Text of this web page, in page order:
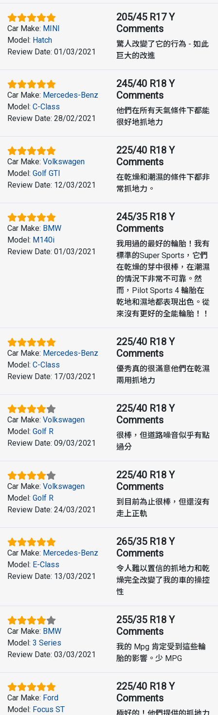
Car Make: MINI
Model: Hatch
Review Date: 01/03/2021
205/45 R17 Y
Comments
驚人改變了它的行為 - 如此
巨大的改進
Car Make: Mercedes-Benz
Model: C-Class
Review Date: 28/02/2021
245/40 R18 Y
Comments
他們在所有天氣條件下都能
很好地抓地力
Car Make: Volkswagen
Model: Golf GTI
Review Date: 12/03/2021
225/40 R18 Y
Comments
在乾燥和潮濕的條件下都非
常抓地力。
Car Make: BMW
Model: M140i
Review Date: 01/03/2021
245/35 R18 Y
Comments
我用過的最好的輪胎！我有
標準的Super Sports，它們
在乾燥的芽中很棒，在潮濕
的情況下非常不可靠。然
而，Pilot Sports 4 輪胎在
乾地和濕地都表現出色。從
來沒有更好的全能輪胎！！
Car Make: Mercedes-Benz
Model: C-Class
Review Date: 17/03/2021
225/40 R18 Y
Comments
優秀真的很滿意他們在乾濕
兩用抓地力
Car Make: Volkswagen
Model: Golf R
Review Date: 09/03/2021
225/40 R18 Y
Comments
很棒，但道路噪音似乎有點
過分
Car Make: Volkswagen
Model: Golf R
Review Date: 24/03/2021
225/40 R18 Y
Comments
到目前為止很棒，但還沒有
走上正軌
Car Make: Mercedes-Benz
Model: E-Class
Review Date: 13/03/2021
265/35 R18 Y
Comments
令人難以置信的抓地力和乾
燥完全改變了我的車的操控
性
Car Make: BMW
Model: 3 Series
Review Date: 03/03/2021
255/35 R18 Y
Comments
我的 Mpg 肯定受到這些輪
胎的影響。少 MPG
Car Make: Ford
Model: Focus ST
225/40 R18 Y
Comments